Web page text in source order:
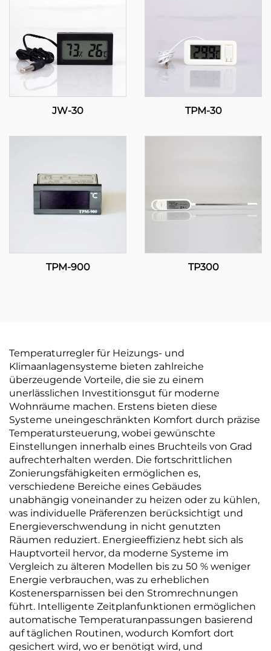
JW-30 TPM-30
TPM-900 TP300
Temperaturregler für Heizungs- und
Klimaanlagensysteme bieten zahlreiche
überzeugende Vorteile, die sie zu einem
unerlässlichen Investitionsgut für moderne
Wohnräume machen. Erstens bieten diese
Systeme uneingeschränkten Komfort durch präzise
Temperatursteuerung, wobei gewünschte
Einstellungen innerhalb eines Bruchteils von Grad
aufrechterhalten werden. Die fortschrittlichen
Zonierungsfähigkeiten ermöglichen es,
verschiedene Bereiche eines Gebäudes
unabhängig voneinander zu heizen oder zu kühlen,
was individuelle Präferenzen berücksichtigt und
Energieverschwendung in nicht genutzten
Räumen reduziert. Energieeffizienz hebt sich als
Hauptvorteil hervor, da moderne Systeme im
Vergleich zu älteren Modellen bis zu 50 % weniger
Energie verbrauchen, was zu erheblichen
Kostenersparnissen bei den Stromrechnungen
führt. Intelligente Zeitplanfunktionen ermöglichen
automatische Temperaturanpassungen basierend
auf täglichen Routinen, wodurch Komfort dort
gesichert wird, wo er benötigt wird, und